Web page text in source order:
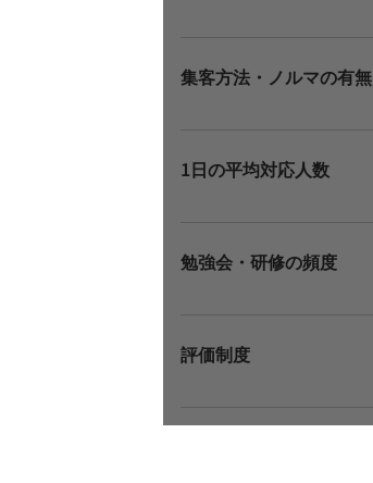
集客方法・ノルマの有無
1日の平均対応人数
勉強会・研修の頻度
評価制度